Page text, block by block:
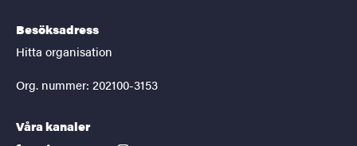
Besöksadress
Hitta organisation
Org. nummer: 202100-3153
Våra kanaler